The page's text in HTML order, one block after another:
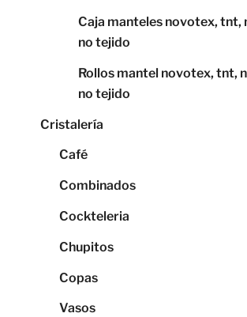
Caja manteles novotex, tnt,
no tejido
Rollos mantel novotex, tnt,
no tejido
Cristalería
Café
Combinados
Cockteleria
Chupitos
Copas
Vasos